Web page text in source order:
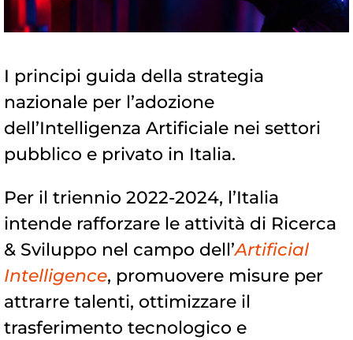
I principi guida della strategia
nazionale per l’adozione
dell’Intelligenza Artificiale nei settori
pubblico e privato in Italia.
Per il triennio 2022-2024, l’Italia
intende rafforzare le attività di Ricerca
& Sviluppo nel campo dell’Artificial
Intelligence, promuovere misure per
attrarre talenti, ottimizzare il
trasferimento tecnologico e